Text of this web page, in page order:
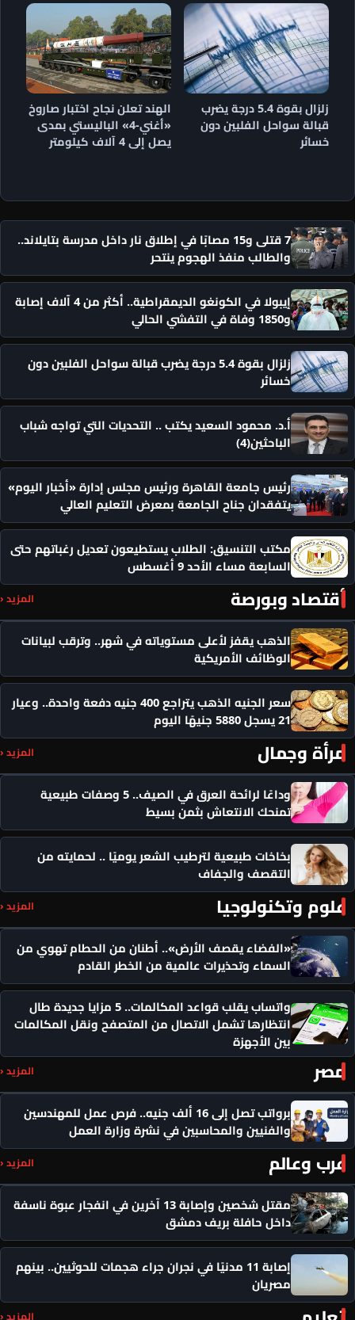
زلزال بقوة 5.4 درجة يضرب
قبالة سواحل الفلبين دون
خسائر
الهند تعلن نجاح اختبار صاروخ
«أغني-4» الباليستي بمدى
يصل إلى 4 آلاف كيلومتر
7 قتلى و15 مصابًا في إطلاق نار داخل مدرسة بتايلاند..
والطالب منفذ الهجوم ينتحر
إيبولا في الكونغو الديمقراطية.. أكثر من 4 آلاف إصابة
و1850 وفاة في التفشي الحالي
زلزال بقوة 5.4 درجة يضرب قبالة سواحل الفلبين دون
خسائر
أ.د. محمود السعيد يكتب .. التحديات التي تواجه شباب
الباحثين(4)
رئيس جامعة القاهرة ورئيس مجلس إدارة «أخبار اليوم»
يتفقدان جناح الجامعة بمعرض التعليم العالي
مكتب التنسيق: الطلاب يستطيعون تعديل رغباتهم حتى
السابعة مساء الأحد 9 أغسطس
أقتصاد وبورصة المزيد ‹
الذهب يقفز لأعلى مستوياته في شهر.. وترقب لبيانات
الوظائف الأمريكية
سعر الجنيه الذهب يتراجع 400 جنيه دفعة واحدة.. وعيار
21 يسجل 5880 جنيهًا اليوم
مرأة وجمال المزيد ‹
وداعًا لرائحة العرق في الصيف.. 5 وصفات طبيعية
تمنحك الانتعاش بثمن بسيط
بخاخات طبيعية لترطيب الشعر يوميًا .. لحمايته من
التقصف والجفاف
علوم وتكنولوجيا المزيد ‹
«الفضاء يقصف الأرض».. أطنان من الحطام تهوي من
السماء وتحذيرات عالمية من الخطر القادم
واتساب يقلب قواعد المكالمات.. 5 مزايا جديدة طال
انتظارها تشمل الاتصال من المتصفح ونقل المكالمات
بين الأجهزة
مصر المزيد ‹
برواتب تصل إلى 16 ألف جنيه.. فرص عمل للمهندسين
والفنيين والمحاسبين في نشرة وزارة العمل
عرب وعالم المزيد ‹
مقتل شخصين وإصابة 13 آخرين في انفجار عبوة ناسفة
داخل حافلة بريف دمشق
إصابة 11 مدنيًا في نجران جراء هجمات للحوثيين.. بينهم
مصريان
المزيد ‹